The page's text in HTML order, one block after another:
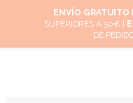
ENVÍO GRATUITO
SUPERIORES A 50€ |
DE